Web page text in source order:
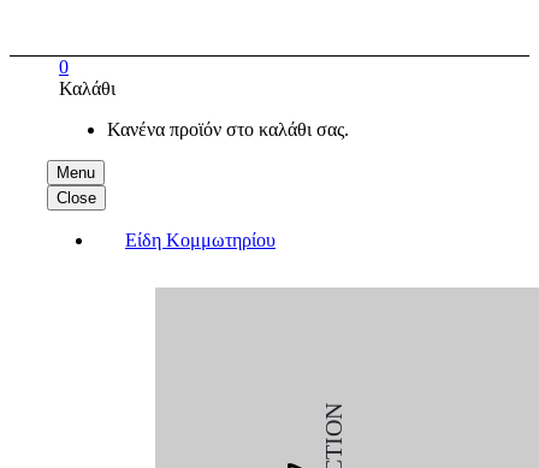
Menu
Close
Είδη Κομμωτηρίου
0
Καλάθι
Κανένα προϊόν στο καλάθι σας.